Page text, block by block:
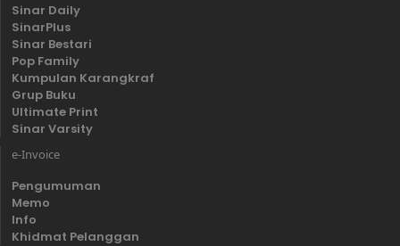
Sinar Daily
SinarPlus
Sinar Bestari
Pop Family
Kumpulan Karangkraf
Grup Buku
Ultimate Print
Sinar Varsity
e-Invoice
Pengumuman
Memo
Info
Khidmat Pelanggan